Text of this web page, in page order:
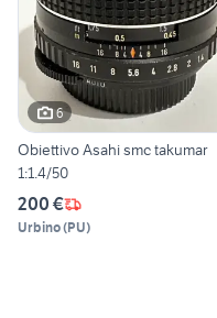
6
Obiettivo Asahi smc takumar
1:1.4/50
200 €
Urbino(PU)